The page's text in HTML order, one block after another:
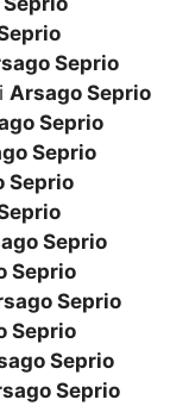
Seprio
Arsago Seprio
Seprio
Seprio
Seprio
Seprio
Seprio
Seprio
Seprio
Seprio
Seprio